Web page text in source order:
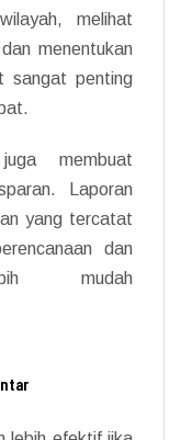
melihat
menentukan
sangat penting
membuat
Laporan
yang tercatat
dan
mudah